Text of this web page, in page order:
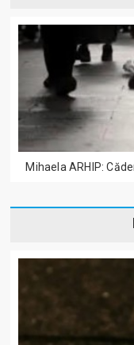
Mihaela ARHIP: